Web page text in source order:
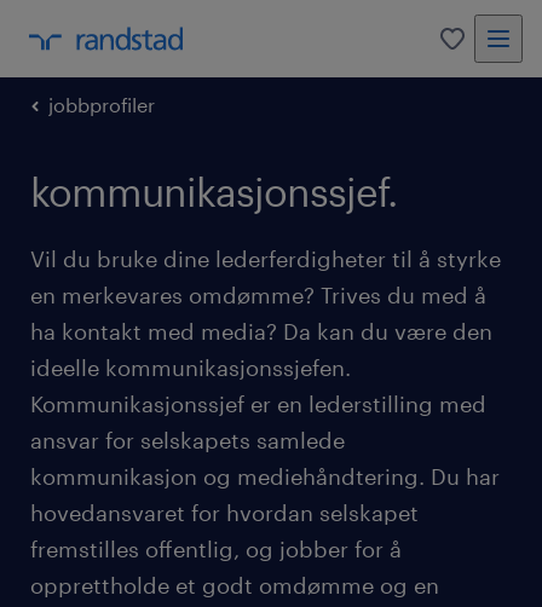
0
jobbprofiler
kommunikasjonssjef.
Vil du bruke dine lederferdigheter til å styrke
en merkevares omdømme? Trives du med å
ha kontakt med media? Da kan du være den
ideelle kommunikasjonssjefen.
Kommunikasjonssjef er en lederstilling med
ansvar for selskapets samlede
kommunikasjon og mediehåndtering. Du har
hovedansvaret for hvordan selskapet
fremstilles offentlig, og jobber for å
opprettholde et godt omdømme og en